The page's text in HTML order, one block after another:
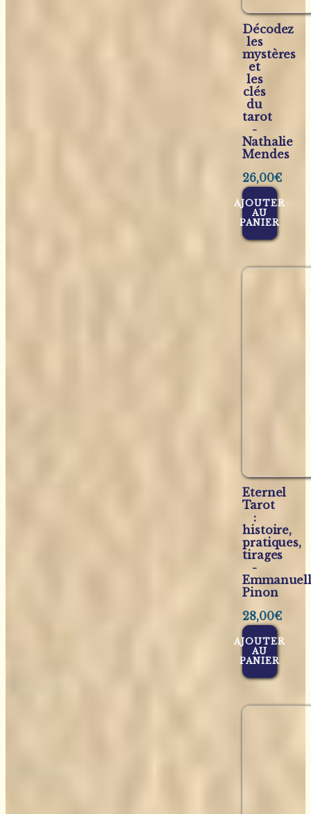
Décodez
les
mystères
et
les
clés
du
tarot
-
Nathalie
Mendes
26,00€
AJOUTER
AU
PANIER
Eternel
Tarot
:
histoire,
pratiques,
tirages
-
Pinon
28,00€
AJOUTER
AU
PANIER